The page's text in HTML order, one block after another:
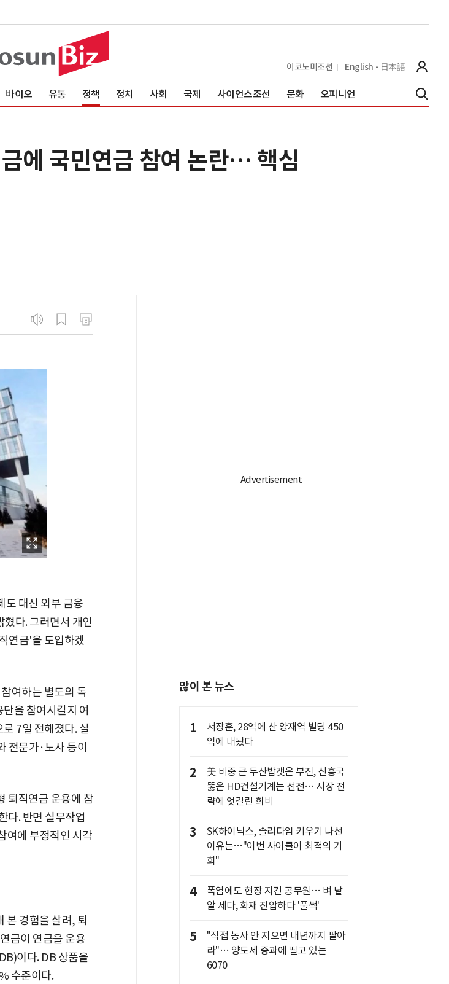
이코노미조선 English 日本語
바이오 유통 정책 정치 사회 국제 사이언스조선 문화 오피니언
에 국민연금 참여 논란… 핵심
도 대신 외부 금융
다. 그러면서 개인
연금'을 도입하겠
여하는 별도의 독
을 참여시킬지 여
7일 전해졌다. 실
전문가·노사 등이
퇴직연금 운용에 참
다. 반면 실무작업
여에 부정적인 시각
본 경험을 살려, 퇴
금이 연금을 운용
이다. DB 상품을
수준이다.
많이 본 뉴스
1
서장훈, 28억에 산 양재역 빌딩 450
억에 내놨다
2
美 비중 큰 두산밥캣은 부진, 신흥국
뚫은 HD건설기계는 선전… 시장 전
략에 엇갈린 희비
3
SK하이닉스, 솔리다임 키우기 나선
이유는…"이번 사이클이 최적의 기
회"
4
폭염에도 현장 지킨 공무원… 벼 낱
알 세다, 화재 진압하다 '풀썩'
5
"직접 농사 안 지으면 내년까지 팔아
라"… 양도세 중과에 떨고 있는
6070